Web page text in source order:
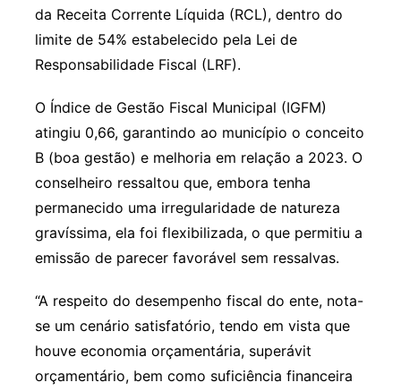
da Receita Corrente Líquida (RCL), dentro do
limite de 54% estabelecido pela Lei de
Responsabilidade Fiscal (LRF).
O Índice de Gestão Fiscal Municipal (IGFM)
atingiu 0,66, garantindo ao município o conceito
B (boa gestão) e melhoria em relação a 2023. O
conselheiro ressaltou que, embora tenha
permanecido uma irregularidade de natureza
gravíssima, ela foi flexibilizada, o que permitiu a
emissão de parecer favorável sem ressalvas.
“A respeito do desempenho fiscal do ente, nota-
se um cenário satisfatório, tendo em vista que
houve economia orçamentária, superávit
orçamentário, bem como suficiência financeira